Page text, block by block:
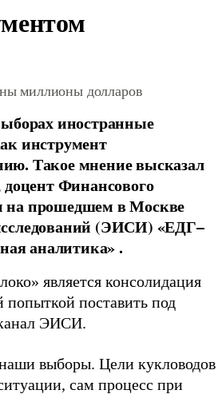
миллионы долларов
иностранные
инструмент
Такое мнение высказал
Финансового
на прошедшем в Москве
(ЭИСИ) «ЕДГ–
аналитика» .
является консолидация
попыткой поставить под
ЭИСИ.
выборы. Цели кукловодов
сам процесс при